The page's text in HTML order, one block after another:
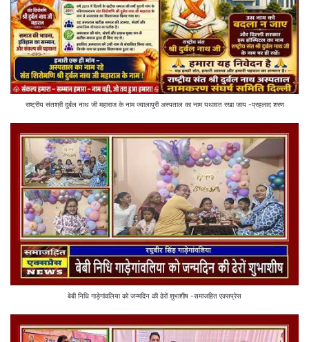
राष्ट्रीय संतश्री दुर्बल नाथ जी महाराज के नाम ज्वालापुरी अस्पताल का नाम यथावत रखा जाय -प्रहलाद शरण
बेबी निधि गाड़ेगांवलिया को जन्मदिन की ढेरों शुभाशीष -समाजहित एक्सप्रेस